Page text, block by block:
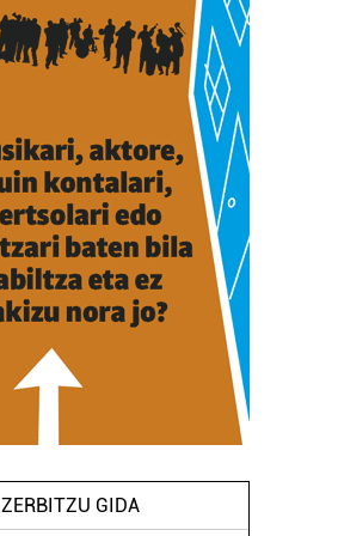
ZERBITZU GIDA